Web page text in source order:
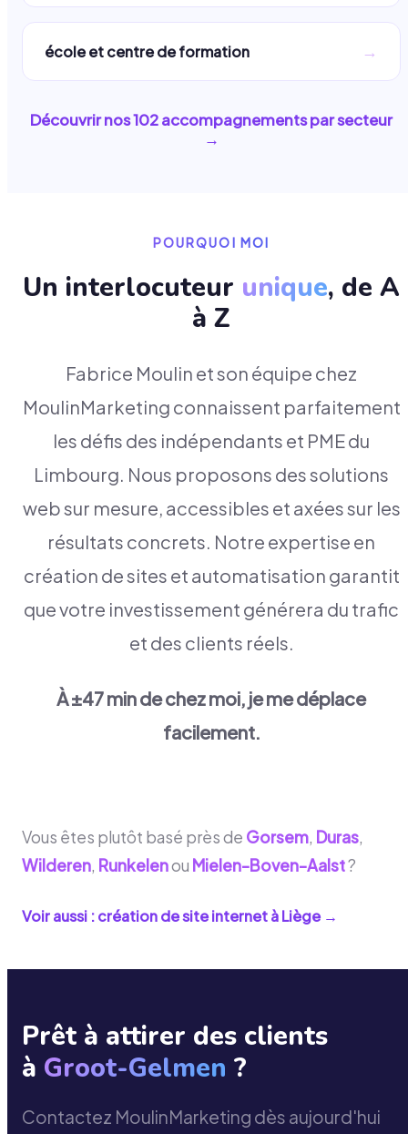
école et centre de formation →
Découvrir nos102accompagnements par secteur
→
POURQUOI MOI
Un interlocuteur unique, de A
à Z
Fabrice Moulin et son équipe chez
MoulinMarketing connaissent parfaitement
les défis des indépendants et PME du
Limbourg. Nous proposons des solutions
web sur mesure, accessibles et axées sur les
résultats concrets. Notre expertise en
création de sites et automatisation garantit
que votre investissement générera du trafic
et des clients réels.
À ±47 min de chez moi, je me déplace
facilement.
Vous êtes plutôt basé près de Gorsem, Duras,
Wilderen, Runkelenou Mielen-Boven-Aalst?
Voir aussi : création de site internet àLiège→
Prêt à attirer des clients
à Groot-Gelmen ?
Contactez MoulinMarketing dès aujourd'hui